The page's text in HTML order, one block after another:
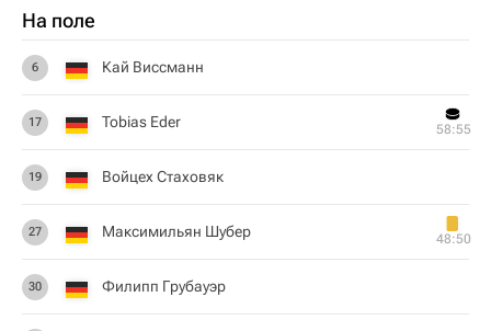
На поле
6 Кай Виссманн
17 Tobias Eder 58:55
19 Войцех Стаховяк
27 Максимильян Шубер 48:50
30 Филипп Грубауэр